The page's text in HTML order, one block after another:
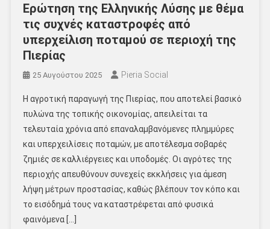
Ερώτηση της Ελληνικής Λύσης με θέμα
τις συχνές καταστροφές από
υπερχείλιση ποταμού σε περιοχή της
Πιερίας
25 Αυγούστου 2025 Pieria Social
Η αγροτική παραγωγή της Πιερίας, που αποτελεί βασικό
πυλώνα της τοπικής οικονομίας, απειλείται τα
τελευταία χρόνια από επαναλαμβανόμενες πλημμύρες
και υπερχειλίσεις ποταμών, με αποτέλεσμα σοβαρές
ζημιές σε καλλιέργειες και υποδομές. Οι αγρότες της
περιοχής απευθύνουν συνεχείς εκκλήσεις για άμεση
λήψη μέτρων προστασίας, καθώς βλέπουν τον κόπο και
το εισόδημά τους να καταστρέφεται από φυσικά
φαινόμενα […]